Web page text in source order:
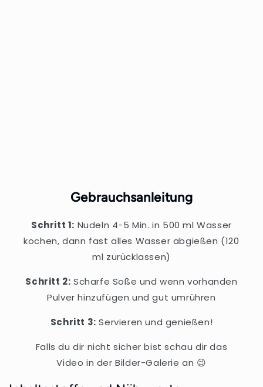
Gebrauchsanleitung
Schritt 1: Nudeln 4-5 Min. in 500 ml Wasser
kochen, dann fast alles Wasser abgießen (120
ml zurücklassen)
Schritt 2: Scharfe Soße und wenn vorhanden
Pulver hinzufügen und gut umrühren
Schritt 3: Servieren und genießen!
Falls du dir nicht sicher bist schau dir das
Video in der Bilder-Galerie an 😉